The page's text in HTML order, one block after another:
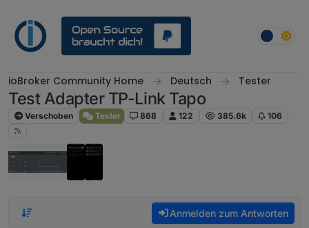
ioBroker Community Home Deutsch Tester
Test Adapter TP-Link Tapo
Verschoben Tester 868 122 385.6k 106
Anmelden zum Antworten